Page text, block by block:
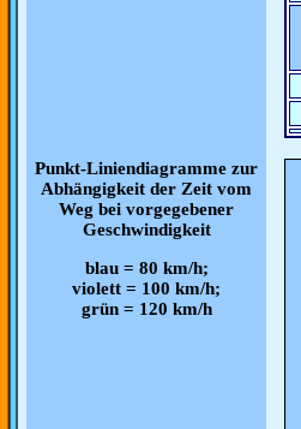
Punkt-Liniendiagramme zur
Abhängigkeit der Zeit vom
Weg bei vorgegebener
Geschwindigkeit
blau = 80 km/h;
violett = 100 km/h;
grün = 120 km/h